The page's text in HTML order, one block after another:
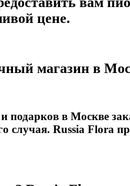
цене.
магазин в
подарков в Москве
Russia Flora